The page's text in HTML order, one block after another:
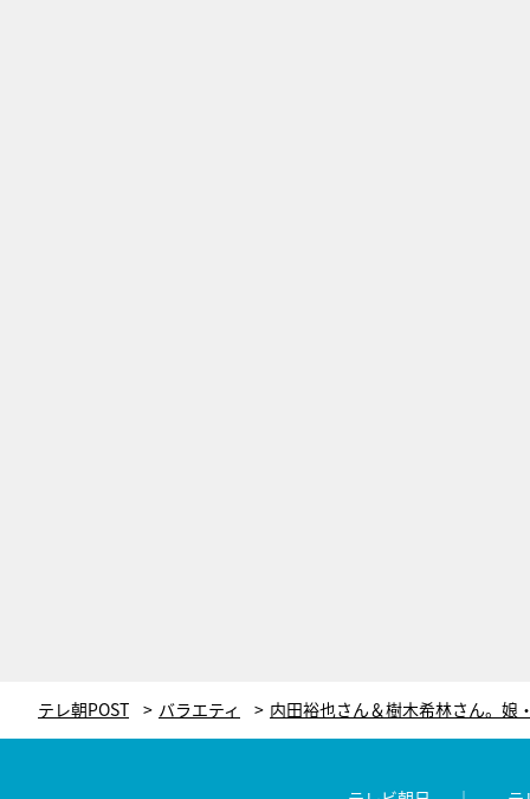
テレ朝POST バラエティ